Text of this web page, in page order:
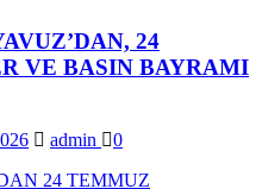
24
VE BASIN BAYRAMI
admin 0